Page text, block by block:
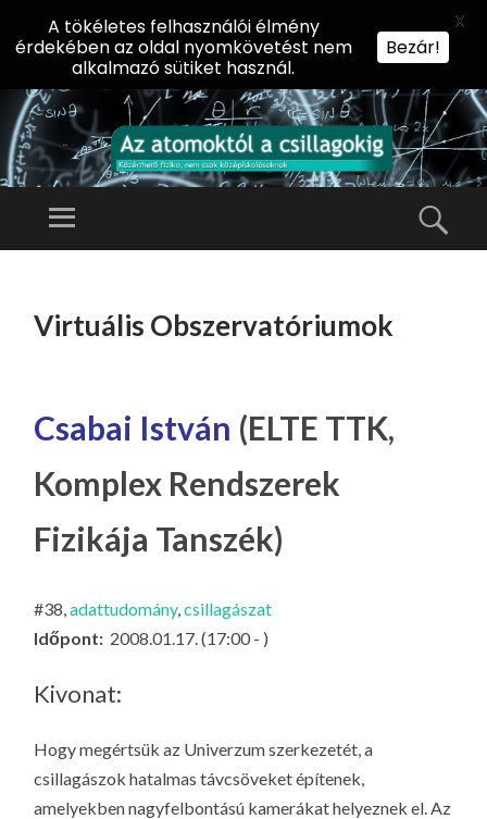
AZ
KT
A
CS
IL
G
KI
Előadássorozat
Természettudományi
Menü
TARTALOMHOZ
Virtuális Obszervatóriumok
Csabai István (ELTE TTK,
Komplex Rendszerek
Fizikája Tanszék)
#38,adattudomány,csillagászat
Időpont: 2008.01.17. (17:00 - )
Kivonat:
Hogy megértsük az Univerzum szerkezetét, a
csillagászok hatalmas távcsöveket építenek,
amelyekben nagyfelbontású kamerákat helyeznek el. Az
A tökéletes felhasználói élmény
érdekében az oldal nyomkövetést nem
alkalmazó sütiket használ.
Bezár!
X